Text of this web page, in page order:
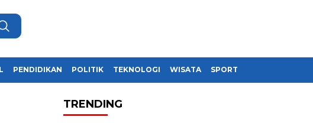
PENDIDIKAN POLITIK TEKNOLOGI WISATA SPORT
TRENDING